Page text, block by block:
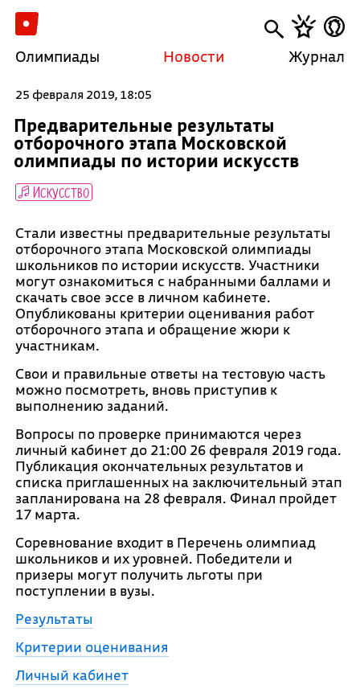
Олимпиады Новости Журнал
25 февраля 2019, 18:05
Предварительные результаты
отборочного этапа Московской
олимпиады по истории искусств
Искусство
Стали известны предварительные результаты
отборочного этапа Московской олимпиады
школьников по истории искусств. Участники
могут ознакомиться с набранными баллами и
скачать свое эссе в личном кабинете.
Опубликованы критерии оценивания работ
отборочного этапа и обращение жюри к
участникам.
Свои и правильные ответы на тестовую часть
можно посмотреть, вновь приступив к
выполнению заданий.
Вопросы по проверке принимаются через
личный кабинет до 21:00 26 февраля 2019 года.
Публикация окончательных результатов и
списка приглашенных на заключительный этап
запланирована на 28 февраля. Финал пройдет
17 марта.
Соревнование входит в Перечень олимпиад
школьников и их уровней. Победители и
призеры могут получить льготы при
поступлении в вузы.
Результаты
Критерии оценивания
Личный кабинет